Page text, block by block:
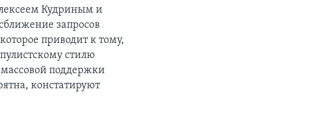
Кудриным и
запросов
приводит к тому,
стилю
поддержки
констатируют